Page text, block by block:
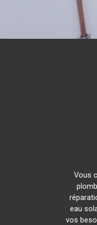
Vous
eau
vos